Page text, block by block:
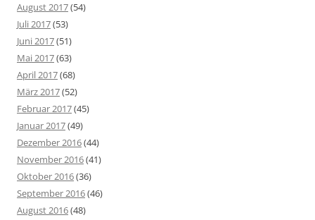
August 2017(54)
Juli 2017(53)
Juni 2017(51)
Mai 2017(63)
April 2017(68)
März 2017(52)
Februar 2017(45)
Januar 2017(49)
Dezember 2016(44)
November 2016(41)
Oktober 2016(36)
September 2016(46)
August 2016(48)